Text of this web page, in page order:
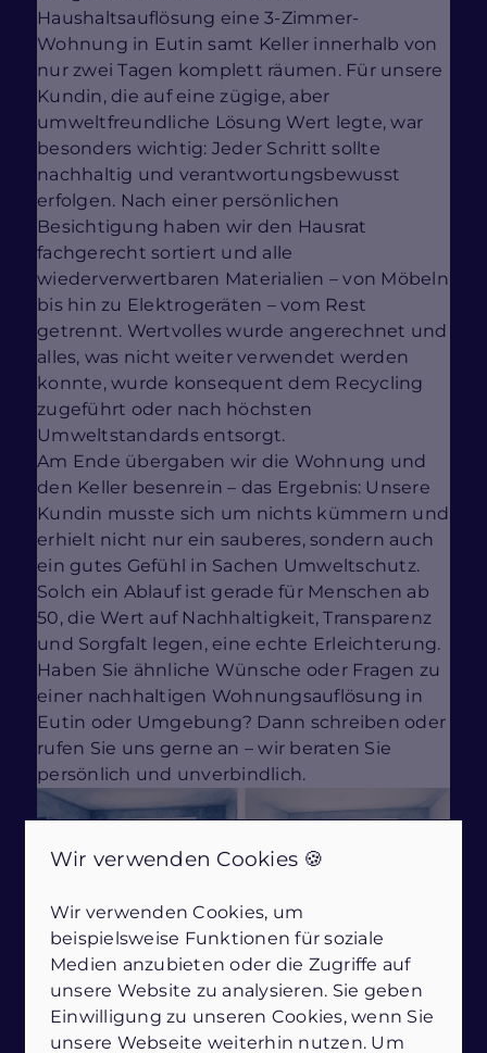
Haushaltsauflösung eine 3-Zimmer-
Wohnung in Eutin samt Keller innerhalb von
nur zwei Tagen komplett räumen. Für unsere
Kundin, die auf eine zügige, aber
umweltfreundliche Lösung Wert legte, war
besonders wichtig: Jeder Schritt sollte
nachhaltig und verantwortungsbewusst
erfolgen. Nach einer persönlichen
Besichtigung haben wir den Hausrat
fachgerecht sortiert und alle
wiederverwertbaren Materialien – von Möbeln
bis hin zu Elektrogeräten – vom Rest
getrennt. Wertvolles wurde angerechnet und
alles, was nicht weiter verwendet werden
konnte, wurde konsequent dem Recycling
zugeführt oder nach höchsten
Umweltstandards entsorgt.
Am Ende übergaben wir die Wohnung und
den Keller besenrein – das Ergebnis: Unsere
Kundin musste sich um nichts kümmern und
erhielt nicht nur ein sauberes, sondern auch
ein gutes Gefühl in Sachen Umweltschutz.
Solch ein Ablauf ist gerade für Menschen ab
50, die Wert auf Nachhaltigkeit, Transparenz
und Sorgfalt legen, eine echte Erleichterung.
Haben Sie ähnliche Wünsche oder Fragen zu
einer nachhaltigen Wohnungsauflösung in
Eutin oder Umgebung? Dann schreiben oder
rufen Sie uns gerne an – wir beraten Sie
persönlich und unverbindlich.
Wir verwenden Cookies 🍪
Wir verwenden Cookies, um
beispielsweise Funktionen für soziale
Medien anzubieten oder die Zugriffe auf
unsere Website zu analysieren. Sie geben
Einwilligung zu unseren Cookies, wenn Sie
unsere Webseite weiterhin nutzen. Um